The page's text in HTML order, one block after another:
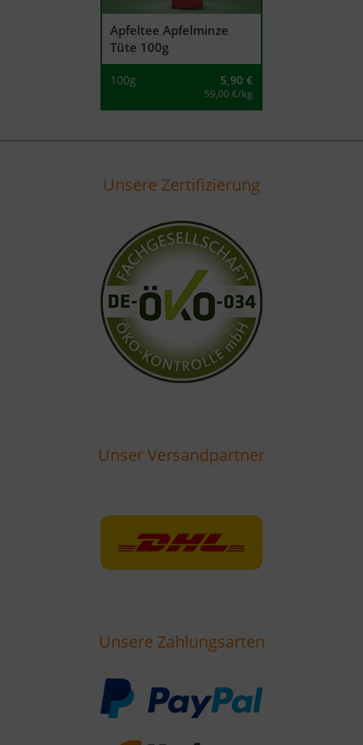
Apfeltee Apfelminze
Tüte 100g
100g 5,90 €
59,00 €/kg
Unsere Zertifizierung
Unser Versandpartner
Unsere Zahlungsarten